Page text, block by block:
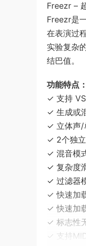
Freezr –
Freezr是
在表演过
实验复杂
结巴值。
功能特点：
✓ 支持
✓ 生成或
✓ 立体声/
✓ 2个独立
✓ 混音模
✓ 复杂度
✓ 过滤器
✓ 快速加
✓ 快速加
✓ 标志性
✓ 支持